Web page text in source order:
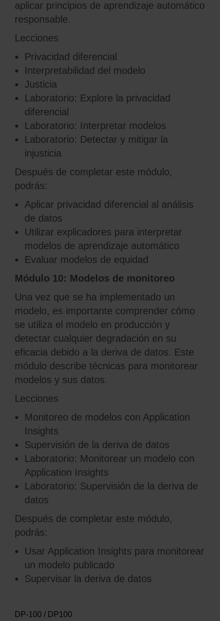
aplicar principios de aprendizaje automático
responsable.
Lecciones
Privacidad diferencial
Interpretabilidad del modelo
Justicia
Laboratorio: Explore la privacidad
diferencial
Laboratorio: Interpretar modelos
Laboratorio: Detectar y mitigar la
injusticia
Después de completar este módulo,
podrás:
Aplicar privacidad diferencial al análisis
de datos
Utilizar explicadores para interpretar
modelos de aprendizaje automático
Evaluar modelos de equidad
Módulo 10: Modelos de monitoreo
Una vez que se ha implementado un
modelo, es importante comprender cómo
se utiliza el modelo en producción y
detectar cualquier degradación en su
eficacia debido a la deriva de datos. Este
módulo describe técnicas para monitorear
modelos y sus datos.
Lecciones
Monitoreo de modelos con Application
Insights
Supervisión de la deriva de datos
Laboratorio: Monitorear un modelo con
Application Insights
Laboratorio: Supervisión de la deriva de
datos
Después de completar este módulo,
podrás:
Usar Application Insights para monitorear
un modelo publicado
Supervisar la deriva de datos
DP-100 / DP100